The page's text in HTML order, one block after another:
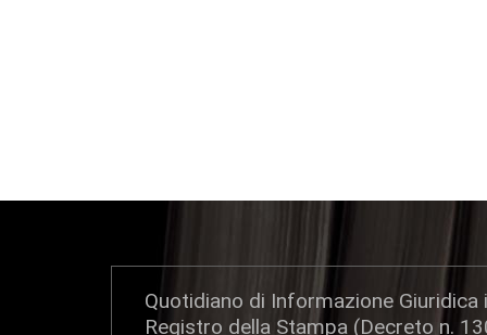
Quotidiano di Informazione
Registro della Stampa (Decreto n.